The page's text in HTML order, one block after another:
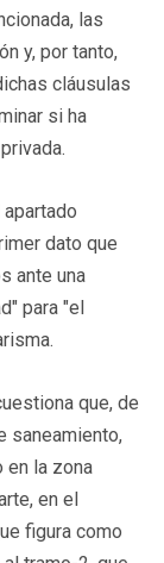
las
y, por tanto,
cláusulas
si ha
dato que
ante una
para "el
que, de
saneamiento,
en la zona
en el
figura como